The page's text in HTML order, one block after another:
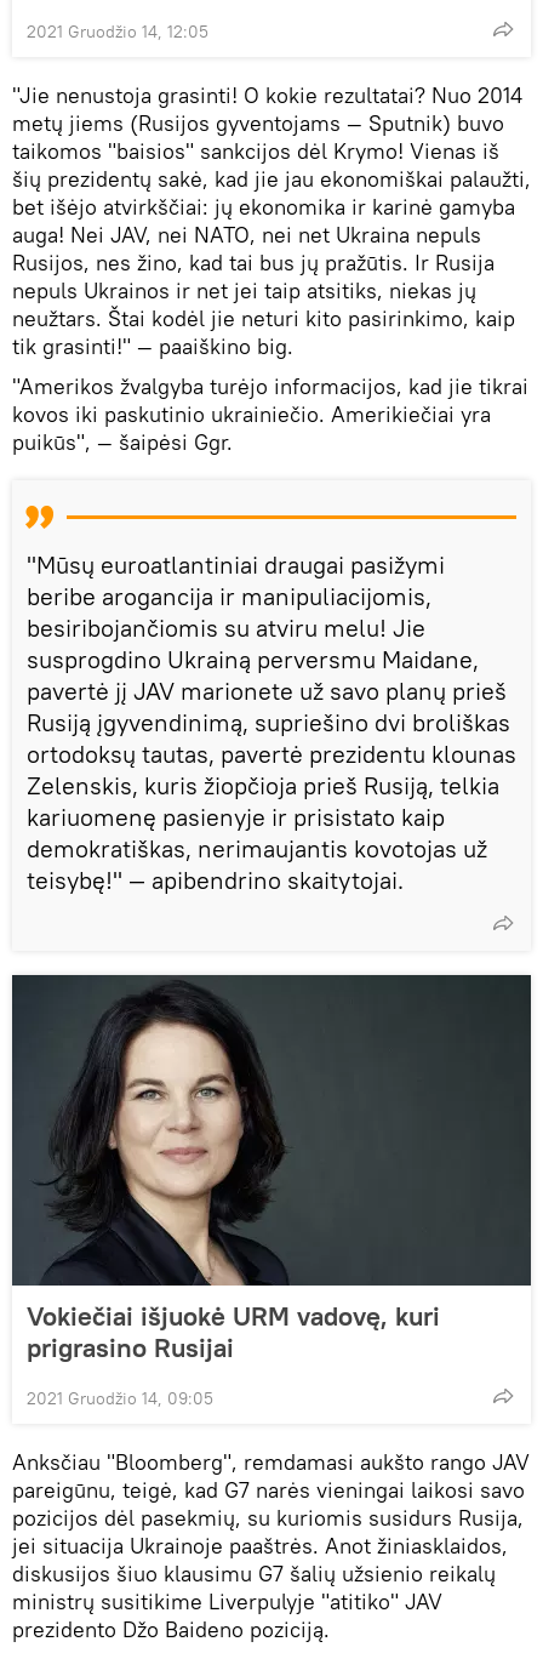
2021 Gruodžio 14, 12:05
"Jie nenustoja grasinti! O kokie rezultatai? Nuo 2014
metų jiems (Rusijos gyventojams — Sputnik) buvo
taikomos "baisios" sankcijos dėl Krymo! Vienas iš
šių prezidentų sakė, kad jie jau ekonomiškai palaužti,
bet išėjo atvirkščiai: jų ekonomika ir karinė gamyba
auga! Nei JAV, nei NATO, nei net Ukraina nepuls
Rusijos, nes žino, kad tai bus jų pražūtis. Ir Rusija
nepuls Ukrainos ir net jei taip atsitiks, niekas jų
neužtars. Štai kodėl jie neturi kito pasirinkimo, kaip
tik grasinti!" — paaiškino big.
"Amerikos žvalgyba turėjo informacijos, kad jie tikrai
kovos iki paskutinio ukrainiečio. Amerikiečiai yra
puikūs", — šaipėsi Ggr.
"Mūsų euroatlantiniai draugai pasižymi
beribe arogancija ir manipuliacijomis,
besiribojančiomis su atviru melu! Jie
susprogdino Ukrainą perversmu Maidane,
pavertė jį JAV marionete už savo planų prieš
Rusiją įgyvendinimą, supriešino dvi broliškas
ortodoksų tautas, pavertė prezidentu klounas
Zelenskis, kuris žiopčioja prieš Rusiją, telkia
kariuomenę pasienyje ir prisistato kaip
demokratiškas, nerimaujantis kovotojas už
teisybę!" — apibendrino skaitytojai.
Vokiečiai išjuokė URM vadovę, kuri
prigrasino Rusijai
2021 Gruodžio 14, 09:05
Anksčiau "Bloomberg", remdamasi aukšto rango JAV
pareigūnu, teigė, kad G7 narės vieningai laikosi savo
pozicijos dėl pasekmių, su kuriomis susidurs Rusija,
jei situacija Ukrainoje paaštrės. Anot žiniasklaidos,
diskusijos šiuo klausimu G7 šalių užsienio reikalų
ministrų susitikime Liverpulyje "atitiko" JAV
prezidento Džo Baideno poziciją.